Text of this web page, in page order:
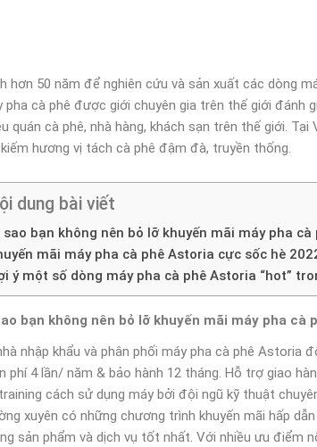
hơn 50 năm để nghiên cứu và sản xuất các dòng
pha cà phê được giới chuyên gia trên thế giới đánh
quán cà phê, nhà hàng, khách sạn trên thế giới.
hương vị tách cà phê đậm đà, truyền thống.
dung bài viết
sao bạn không nên bỏ lỡ khuyến mãi máy pha
mãi máy pha cà phê Astoria cực sốc hè
ý một số dòng máy pha cà phê Astoria “hot”
bạn không nên bỏ lỡ khuyến mãi máy pha cà
nhập khẩu và phân phối máy pha cà phê
phí 4 lần/ năm & bảo hành 12 tháng. Hỗ trợ giao
cách sử dụng máy bởi đội ngũ kỹ thuật
xuyên có những chương trình khuyến mãi hấp
sản phẩm và dịch vụ tốt nhất. Với nhiều ưu điểm